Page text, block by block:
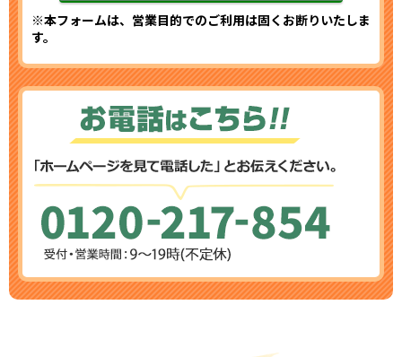
※本フォームは、営業目的でのご利用は固くお断りいたしま
す。